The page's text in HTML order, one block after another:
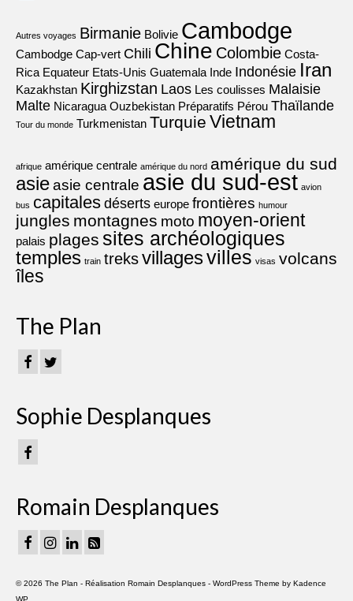
Autres voyages Birmanie Bolivie Cambodge
Cambodge Cap-vert Chili Chine Colombie Costa-
Rica Equateur Etats-Unis Guatemala Inde Indonésie Iran
Kazakhstan Kirghizstan Laos Les coulisses Malaisie
Malte Nicaragua Ouzbekistan Préparatifs Pérou Thaïlande
Tour du monde Turkmenistan Turquie Vietnam
afrique amérique centrale amérique du nord amérique du sud
asieasie centrale asie du sud-est avion
bus capitales déserts europe frontières humour
jungles montagnes moto moyen-orient
palais plages sites archéologiques
temples train treksvillagesvilles visas volcans
îles
The Plan
Sophie Desplanques
Romain Desplanques
© 2026 The Plan - Réalisation Romain Desplanques - WordPress Theme by Kadence
WP